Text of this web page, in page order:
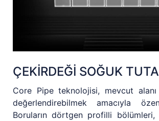
ÇEKİRDEĞİ SOĞUK
Core Pipe teknolojisi, mevcut
değerlendirebilmek amacıyla
Boruların dörtgen profilli bölümleri,